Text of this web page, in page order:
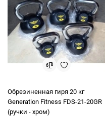
Обрезиненная гиря 20 кг
Generation Fitness FDS-21-20GR
(ручки - хром)